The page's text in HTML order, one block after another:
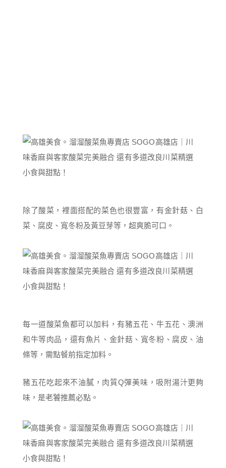
除了酸菜，裡面搭配的菜色也很豐富，有金針菇、白
菜、腐皮、寬冬粉及黃豆芽等，超爽脆可口。
每一道酸菜魚都可以加料，有豬五花、牛五花、澳洲
和牛等肉品，還有魚片、金針菇、寬冬粉、腐皮、油
條等，需點餐前指定加料。
豬五花吃起來不油膩，肉質Q彈美味，吸附湯汁更夠
味，是老饕推薦必點。